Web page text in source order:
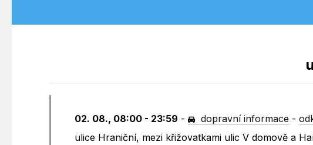
02. 08., 08:00 - 23:59 - dopravní informace -
ulice Hraniční, mezi křižovatkami ulic V domově a